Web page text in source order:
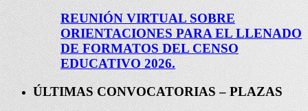
REUNIÓN VIRTUAL SOBRE
ORIENTACIONES PARA EL LLENADO
DE FORMATOS DEL CENSO
EDUCATIVO 2026.
ÚLTIMAS CONVOCATORIAS – PLAZAS